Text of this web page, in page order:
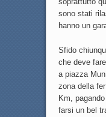
sono stati
hanno un
Sfido
che deve
a piazza
zona della
Km,
farsi un bel